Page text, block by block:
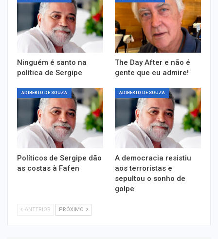
Ninguém é santo na
política de Sergipe
The Day After e não é
gente que eu admire!
ADIBERTO DE SOUZA
Políticos de Sergipe dão
as costas à Fafen
ADIBERTO DE SOUZA
A democracia resistiu
aos terroristas e
sepultou o sonho de
golpe
ANTERIOR PRÓXIMO